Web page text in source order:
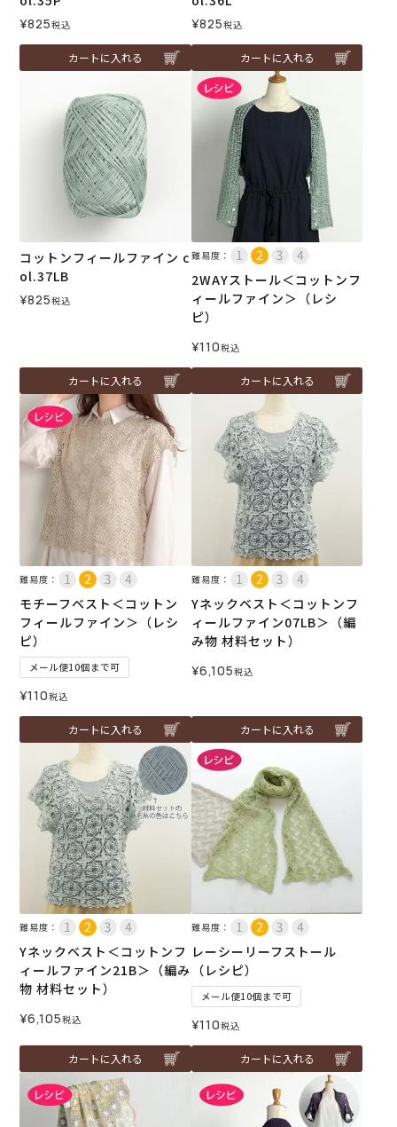
¥825税込
カートに入れる
¥825税込
カートに入れる
コットンフィールファイン c
ol.37LB
¥825税込
カートに入れる
難易度：
2WAYストール＜コットンフ
ィールファイン＞（レシ
ピ）
¥110税込
カートに入れる
難易度：
モチーフベスト＜コットン
フィールファイン＞（レシ
ピ）
メール便10個まで可
¥110税込
カートに入れる
難易度：
Yネックベスト＜コットンフ
ィールファイン07LB＞（編
み物 材料セット）
¥6,105税込
カートに入れる
難易度：
Yネックベスト＜コットンフ
ィールファイン21B＞（編み
物 材料セット）
¥6,105税込
カートに入れる
難易度：
レーシーリーフストール
（レシピ）
メール便10個まで可
¥110税込
カートに入れる